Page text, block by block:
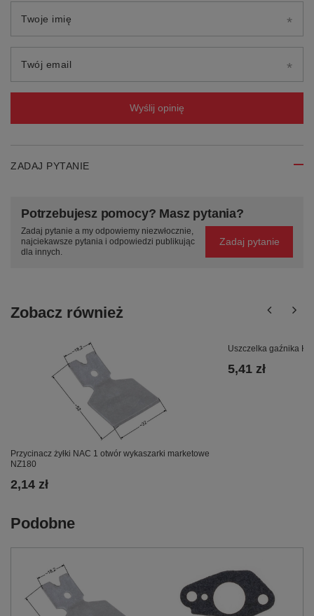
Twoje imię
Twój email
Wyślij opinię
ZADAJ PYTANIE
Potrzebujesz pomocy? Masz pytania?
Zadaj pytanie a my odpowiemy niezwłocznie,
najciekawsze pytania i odpowiedzi publikując
dla innych.
Zadaj pytanie
Zobacz również
Przycinacz żyłki NAC 1 otwór wykaszarki marketowe
NZ180
2,14 zł
Uszczelka gaźnika
5,41 zł
Podobne